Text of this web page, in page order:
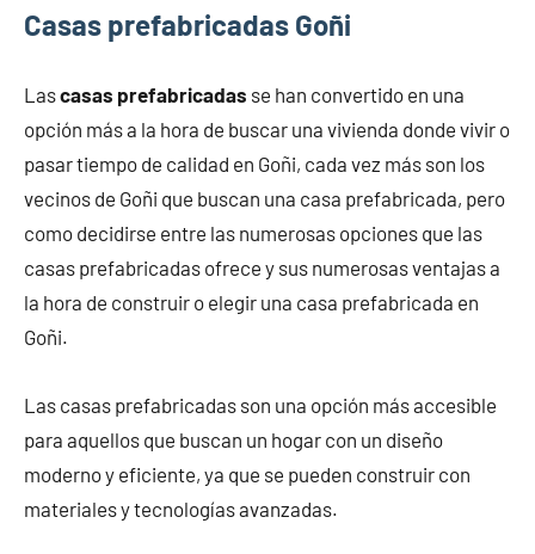
Casas prefabricadas Goñi
Lascasas prefabricadas se han convertido en una
opción más a la hora de buscar una vivienda donde vivir o
pasar tiempo de calidad en Goñi, cada vez más son los
vecinos de Goñi que buscan una casa prefabricada, pero
como decidirse entre las numerosas opciones que las
casas prefabricadas ofrece y sus numerosas ventajas a
la hora de construir o elegir una casa prefabricada en
Goñi.
Las casas prefabricadas son una opción más accesible
para aquellos que buscan un hogar con un diseño
moderno y eficiente, ya que se pueden construir con
materiales y tecnologías avanzadas.